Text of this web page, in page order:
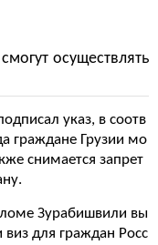
осуществлять
указ, в соотв
граждане Грузии мо
снимается запрет
Зурабишвили вы
для граждан Росс